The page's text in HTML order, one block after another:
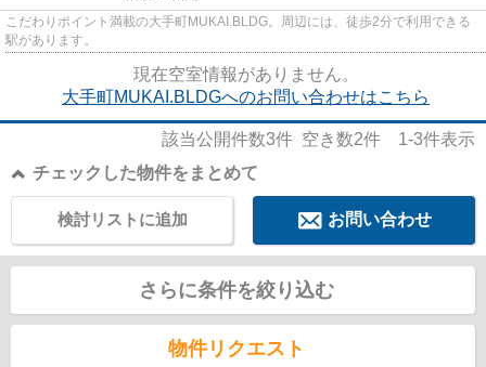
こだわりポイント満載の大手町MUKAI.BLDG。周辺には、徒歩2分で利用できる
駅があります。
現在空室情報がありません。
大手町MUKAI.BLDGへのお問い合わせはこちら
該当公開件数3件 空き数2件 1-3件表示
チェックした物件をまとめて
お問い合わせ
検討リストに追加
さらに条件を絞り込む
物件リクエスト